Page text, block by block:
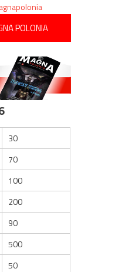
POLONIA
30
70
100
200
90
500
50